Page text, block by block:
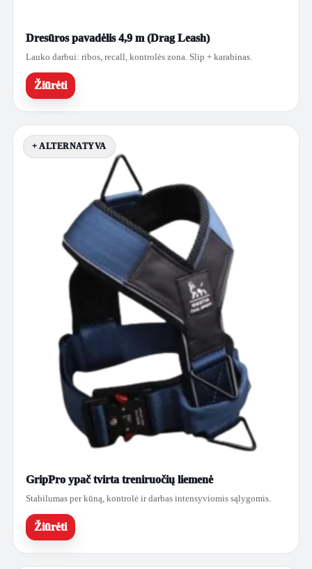
Dresūros pavadėlis 4,9 m (Drag Leash)
Lauko darbui: ribos, recall, kontrolės zona. Slip + karabinas.
Žiūrėti
+ ALTERNATYVA
GripPro ypač tvirta treniruočių liemenė
Stabilumas per kūną, kontrolė ir darbas intensyviomis sąlygomis.
Žiūrėti